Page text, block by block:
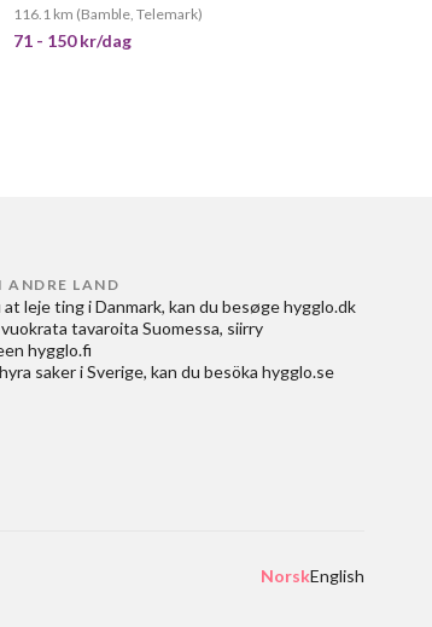
116.1 km (Bamble, Telemark)
71 - 150 kr/dag
ANDRE LAND
at leje ting i Danmark, kan du besøge hygglo.dk
vuokrata tavaroita Suomessa, siirry
hygglo.fi
hyra saker i Sverige, kan du besöka hygglo.se
NorskEnglish